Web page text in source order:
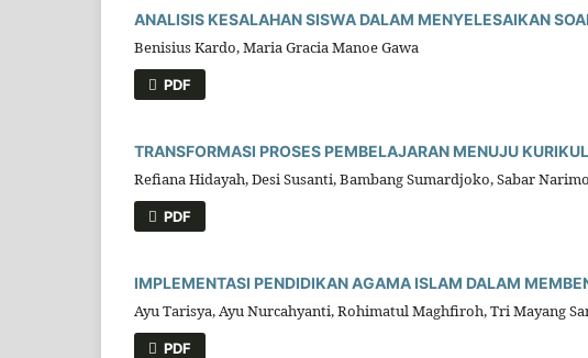
ANALISIS KESALAHAN SISWA DALAM MENYELESAIKAN
Benisius Kardo, Maria Gracia Manoe Gawa
PDF
TRANSFORMASI PROSES PEMBELAJARAN MENUJU
Refiana Hidayah, Desi Susanti, Bambang Sumardjoko, Sabar Narimo
PDF
IMPLEMENTASI PENDIDIKAN AGAMA ISLAM DALAM
Ayu Tarisya, Ayu Nurcahyanti, Rohimatul Maghfiroh, Tri Mayang
PDF